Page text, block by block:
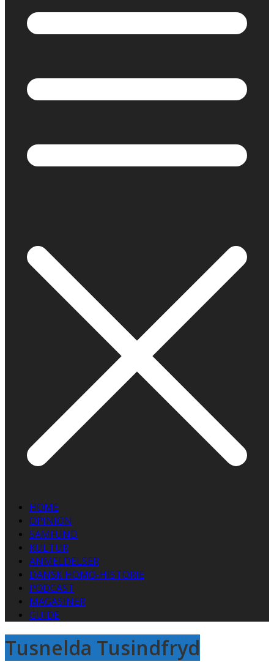
HOME
OPINION
SAMFUND
KULTUR
ANMELDELSER
DANSK HOMO-HISTORIE
PODCAST
MAGASINER
GUIDE
Tusnelda Tusindfryd